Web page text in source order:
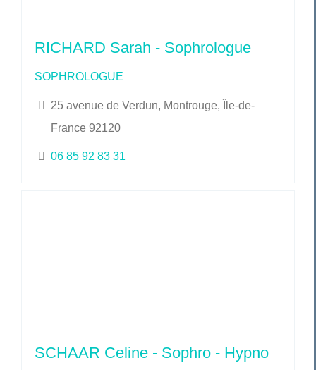
RICHARD Sarah - Sophrologue
SOPHROLOGUE
25 avenue de Verdun, Montrouge, Île-de-
France 92120
06 85 92 83 31
SCHAAR Celine - Sophro - Hypno